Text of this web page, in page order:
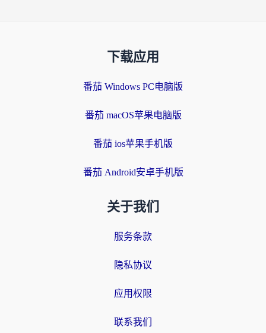
下载应用
番茄 Windows PC电脑版
番茄 macOS苹果电脑版
番茄 ios苹果手机版
番茄 Android安卓手机版
关于我们
服务条款
隐私协议
应用权限
联系我们